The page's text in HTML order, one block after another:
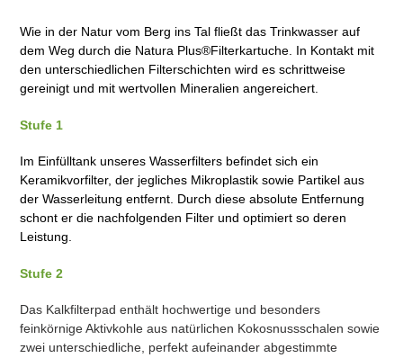
Wie in der Natur vom Berg ins Tal fließt das Trinkwasser auf
dem Weg durch die Natura Plus®Filterkartuche. In Kontakt mit
den unterschiedlichen Filterschichten wird es schrittweise
gereinigt und mit wertvollen Mineralien angereichert.
Stufe 1
Im Einfülltank unseres Wasserfilters befindet sich ein
Keramikvorfilter, der jegliches Mikroplastik sowie Partikel aus
der Wasserleitung entfernt. Durch diese absolute Entfernung
schont er die nachfolgenden Filter und optimiert so deren
Leistung.
Stufe 2
Das Kalkfilterpad enthält hochwertige und besonders
feinkörnige Aktivkohle aus natürlichen Kokosnussschalen sowie
zwei unterschiedliche, perfekt aufeinander abgestimmte